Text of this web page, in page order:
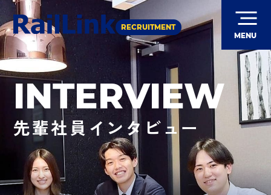
RECRUITMENT
MENU
INTERVIEW
先輩社員インタビュー